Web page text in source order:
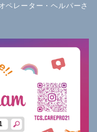
ペレーター・ヘルパーさ